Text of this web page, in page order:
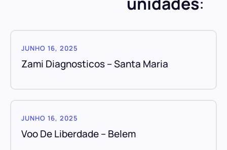
JUNHO 16, 2025
Zami Diagnosticos – Santa Maria
JUNHO 16, 2025
Voo De Liberdade – Belem